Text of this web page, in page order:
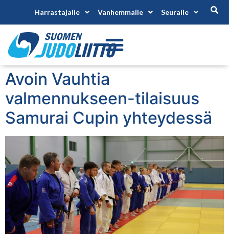
Harrastajalle Vanhemmalle Seuralle
Avoin Vauhtia
valmennukseen-tilaisuus
Samurai Cupin yhteydessä